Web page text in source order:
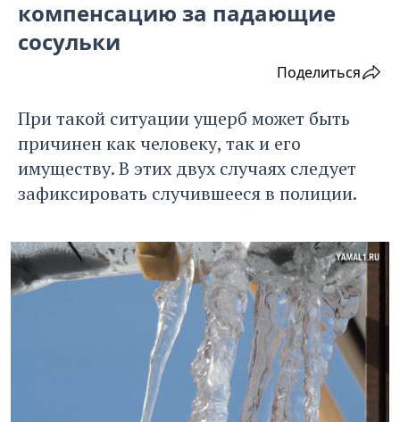
компенсацию за падающие
сосульки
Поделиться
При такой ситуации ущерб может быть
причинен как человеку, так и его
имуществу. В этих двух случаях следует
зафиксировать случившееся в полиции.